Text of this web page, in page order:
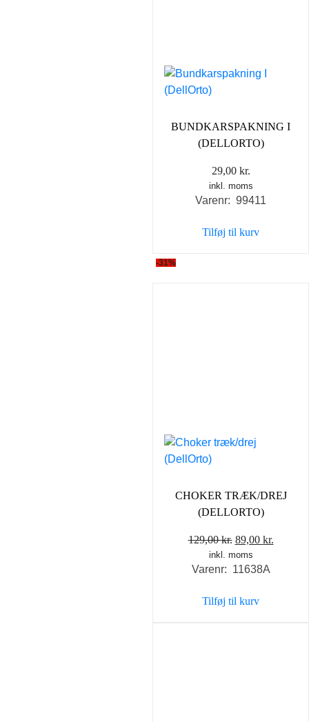
BUNDKARSPAKNING I
(DELLORTO)
29,00 kr.
inkl. moms
Varenr: 99411
Tilføj til kurv
-31%
CHOKER TRÆK/DREJ
(DELLORTO)
129,00kr. Den
oprindelige
pris
129,00 kr..
89,00 kr.
inkl. moms
Varenr: 11638A
Tilføj til kurv